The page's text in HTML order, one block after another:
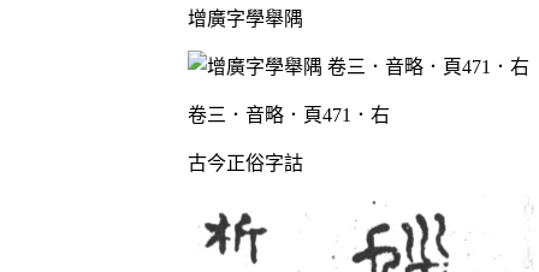
增廣字學舉隅
卷三．音略．頁471．右
古今正俗字詁